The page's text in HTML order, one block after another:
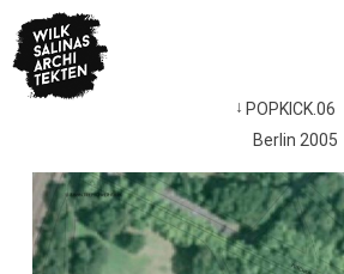
to
content
Berlin 2005
POPKICK.06